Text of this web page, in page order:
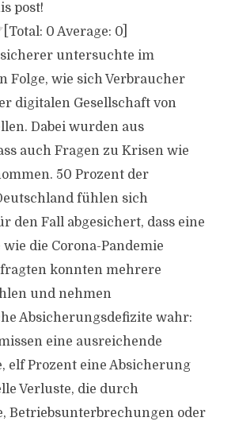
post!
[Total: 0 Average: 0]
untersuchte im
Folge, wie sich Verbraucher
digitalen Gesellschaft von
Dabei wurden aus
auch Fragen zu Krisen wie
50 Prozent der
fühlen sich
den Fall abgesichert, dass eine
die Corona-Pandemie
konnten mehrere
und nehmen
Absicherungsdefizite wahr:
eine ausreichende
elf Prozent eine Absicherung
Verluste, die durch
Betriebsunterbrechungen oder